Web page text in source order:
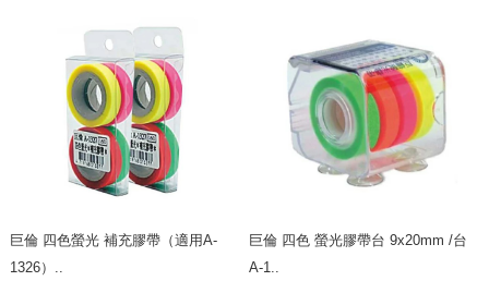
巨倫 四色螢光 補充膠帶（適用A-
1326）..
巨倫 四色 螢光膠帶台 9x20mm /台
A-1..